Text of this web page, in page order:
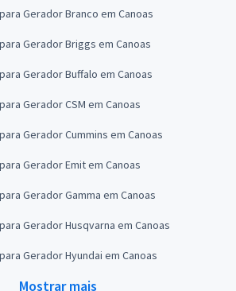
Gerador Branco em Canoas
Gerador Briggs em Canoas
Gerador Buffalo em Canoas
Gerador CSM em Canoas
Gerador Cummins em Canoas
Gerador Emit em Canoas
Gerador Gamma em Canoas
Gerador Husqvarna em Canoas
Gerador Hyundai em Canoas
Mostrar mais